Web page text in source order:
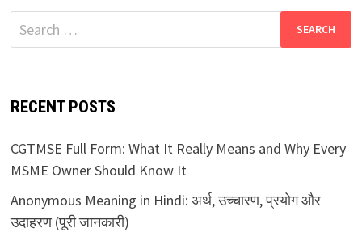
Search
for:
RECENT POSTS
CGTMSE Full Form: What It Really Means and Why Every
MSME Owner Should Know It
Anonymous Meaning in Hindi: अर्थ, उच्चारण, प्रयोग और
उदाहरण (पूरी जानकारी)